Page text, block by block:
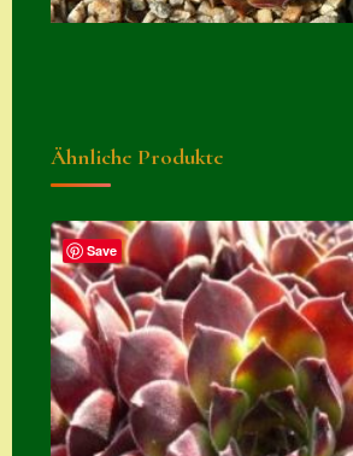
Ähnliche Produkte
Save